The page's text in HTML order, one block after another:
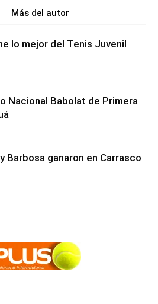
Más del autor
lo mejor del Tenis Juvenil
Nacional Babolat de Primera
Barbosa ganaron en Carrasco